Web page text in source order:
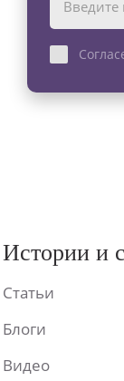
Истории и
Статьи
Блоги
Видео